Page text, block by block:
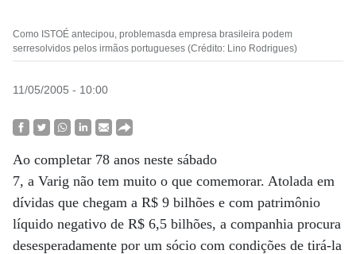
Como ISTOÉ antecipou, problemasda empresa brasileira podem
serresolvidos pelos irmãos portugueses (Crédito: Lino Rodrigues)
11/05/2005 - 10:00
Ao completar 78 anos neste sábado
7, a Varig não tem muito o que comemorar. Atolada em
dívidas que chegam a R$ 9 bilhões e com patrimônio
líquido negativo de R$ 6,5 bilhões, a companhia procura
desesperadamente por um sócio com condições de tirá-la